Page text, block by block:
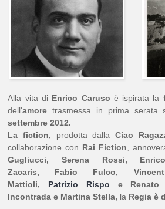
Alla vita di Enrico Caruso è ispirata la
dell'amore trasmessa in prima serata
settembre 2012.
La fiction, prodotta dallaCiao
collaborazione con Rai Fiction ,
Gugliucci,
Serena Rossi,
Zacaris, Fabio Fulco,
Mattioli, Patrizio Rispo e Renato
Incontrada e Martina Stella, la Regia è